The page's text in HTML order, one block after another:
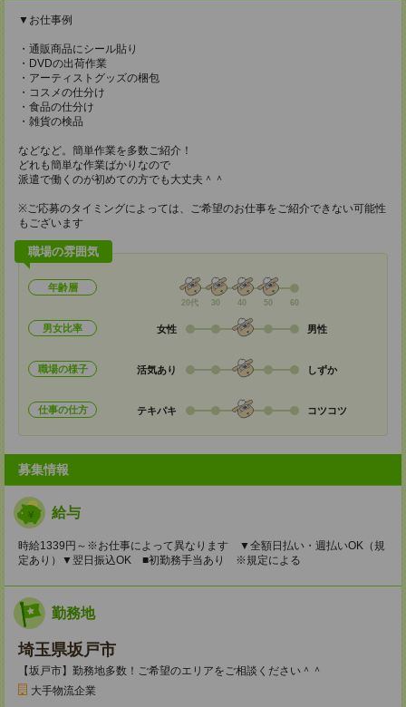
▼お仕事例
・通販商品にシール貼り
・DVDの出荷作業
・アーティストグッズの梱包
・コスメの仕分け
・食品の仕分け
・雑貨の検品
などなど。簡単作業を多数ご紹介！
どれも簡単な作業ばかりなので
派遣で働くのが初めての方でも大丈夫＾＾
※ご応募のタイミングによっては、ご希望のお仕事をご紹介できない可能性
もございます
職場の雰囲気
年齢層
20代 30 40 50 60
男女比率 女性 男性
職場の様子 活気あり しずか
仕事の仕方 テキパキ コツコツ
募集情報
給与
時給1339円～※お仕事によって異なります ▼全額日払い・週払いOK（規
定あり）▼翌日振込OK ■初勤務手当あり ※規定による
勤務地
埼玉県坂戸市
【坂戸市】勤務地多数！ご希望のエリアをご相談ください＾＾
大手物流企業